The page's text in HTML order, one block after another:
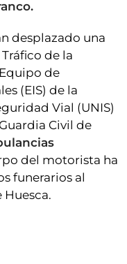
desplazado una
de la
de
(EIS) de la
Vial (UNIS)
Civil de
del motorista ha
funerarios al